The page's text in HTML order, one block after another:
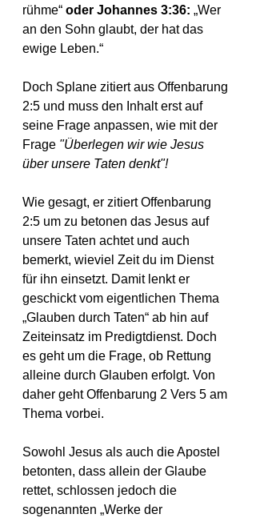
rühme“ oder Johannes 3:36: „Wer
an den Sohn glaubt, der hat das
ewige Leben.“
Doch Splane zitiert aus Offenbarung
2:5 und muss den Inhalt erst auf
seine Frage anpassen, wie mit der
Frage "Überlegen wir wie Jesus
über unsere Taten denkt"!
Wie gesagt, er zitiert Offenbarung
2:5 um zu betonen das Jesus auf
unsere Taten achtet und auch
bemerkt, wieviel Zeit du im Dienst
für ihn einsetzt. Damit lenkt er
geschickt vom eigentlichen Thema
„Glauben durch Taten“ ab hin auf
Zeiteinsatz im Predigtdienst. Doch
es geht um die Frage, ob Rettung
alleine durch Glauben erfolgt. Von
daher geht Offenbarung 2 Vers 5 am
Thema vorbei.
Sowohl Jesus als auch die Apostel
betonten, dass allein der Glaube
rettet, schlossen jedoch die
sogenannten „Werke der